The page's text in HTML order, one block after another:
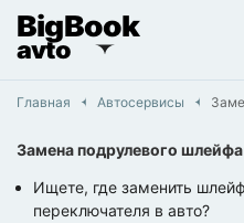
BigBook
avto
Главная Автосервисы
Замена подрулевого шлейфа
Ищете, где заменить
переключателя в авто?